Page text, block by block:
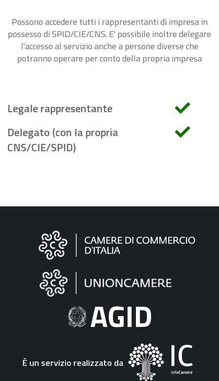
Possono accedere tutti i rappresentanti di impresa in
possesso di SPID/CIE/CNS. E' possibile inoltre delegare
l'accesso al servizio anche a persone diverse che
potranno operare per conto della propria impresa
Legale rappresentante
Delegato (con la propria
CNS/CIE/SPID)
Informazioni
"Fattura
Elettronica"
È un servizio realizzato da